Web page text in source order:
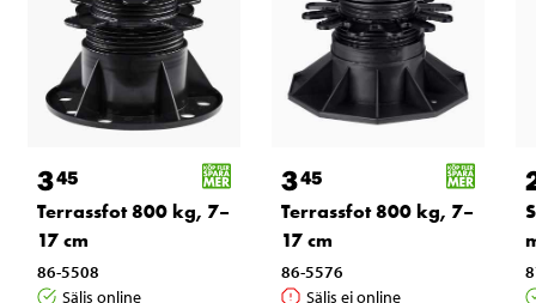
345
Terrassfot 800 kg, 7–
17 cm
86-5508
Säljs online
345
Terrassfot 800 kg, 7–
17 cm
86-5576
Säljs ej online